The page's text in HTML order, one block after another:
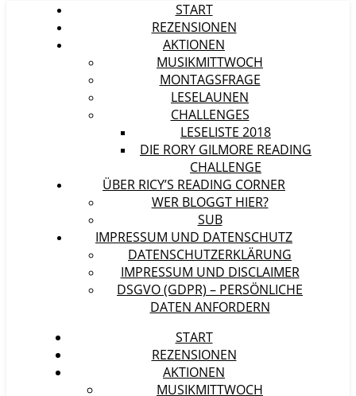
START
REZENSIONEN
AKTIONEN
MUSIKMITTWOCH
MONTAGSFRAGE
LESELAUNEN
CHALLENGES
LESELISTE 2018
DIE RORY GILMORE READING
CHALLENGE
ÜBER RICY’S READING CORNER
WER BLOGGT HIER?
SUB
IMPRESSUM UND DATENSCHUTZ
DATENSCHUTZERKLÄRUNG
IMPRESSUM UND DISCLAIMER
DSGVO (GDPR) – PERSÖNLICHE
DATEN ANFORDERN
START
REZENSIONEN
AKTIONEN
MUSIKMITTWOCH